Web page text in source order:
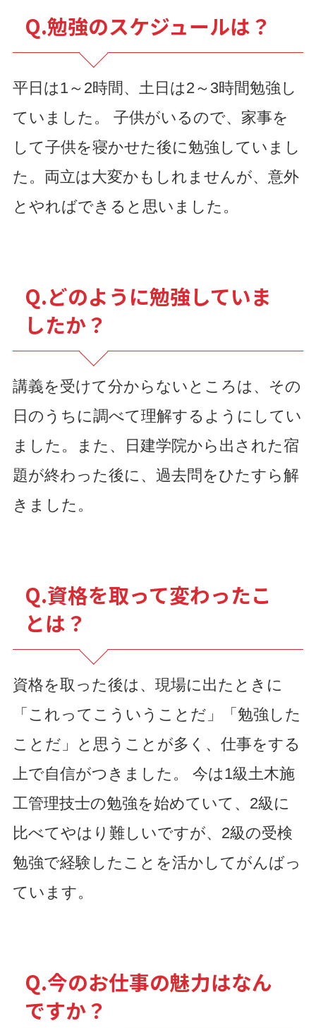
Q.勉強のスケジュールは？
平日は1～2時間、土日は2～3時間勉強し
ていました。 子供がいるので、家事を
して子供を寝かせた後に勉強していまし
た。両立は大変かもしれませんが、意外
とやればできると思いました。
Q.どのように勉強していま
したか？
講義を受けて分からないところは、その
日のうちに調べて理解するようにしてい
ました。また、日建学院から出された宿
題が終わった後に、過去問をひたすら解
きました。
Q.資格を取って変わったこ
とは？
資格を取った後は、現場に出たときに
「これってこういうことだ」「勉強した
ことだ」と思うことが多く、仕事をする
上で自信がつきました。 今は1級土木施
工管理技士の勉強を始めていて、2級に
比べてやはり難しいですが、2級の受検
勉強で経験したことを活かしてがんばっ
ています。
Q.今のお仕事の魅力はなん
ですか？